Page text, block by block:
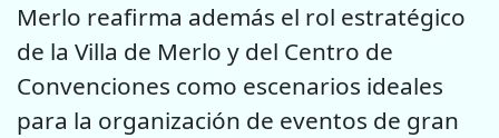
Merlo reafirma además el rol estratégico
de la Villa de Merlo y del Centro de
Convenciones como escenarios ideales
para la organización de eventos de gran